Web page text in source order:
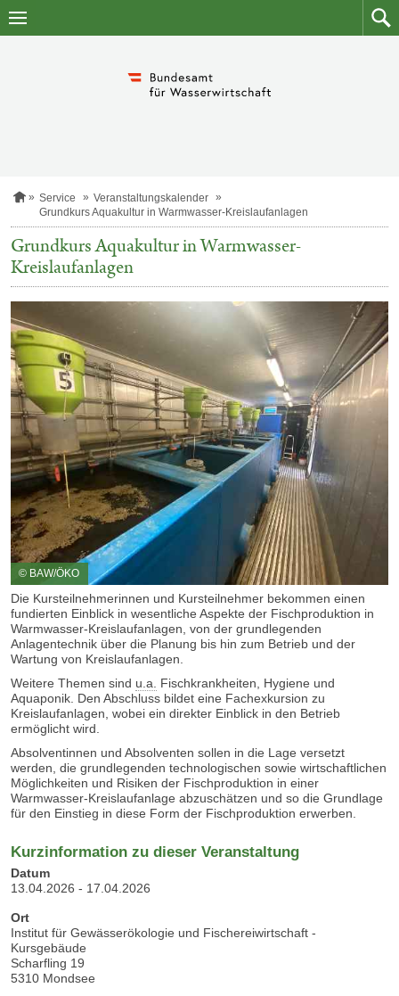
Zum
Zum
S
a
r
e
Service
Veranstaltungskalender
Grundkurs Aquakultur in Warmwasser-Kreislaufanlagen
Grundkurs Aquakultur in Warmwasser-
Kreislaufanlagen
© BAW/ÖKO
Die Kursteilnehmerinnen und Kursteilnehmer bekommen einen
fundierten Einblick in wesentliche Aspekte der Fischproduktion in
Warmwasser-Kreislaufanlagen, von der grundlegenden
Anlagentechnik über die Planung bis hin zum Betrieb und der
Wartung von Kreislaufanlagen.
Weitere Themen sind u.a. Fischkrankheiten, Hygiene und
Aquaponik. Den Abschluss bildet eine Fachexkursion zu
Kreislaufanlagen, wobei ein direkter Einblick in den Betrieb
ermöglicht wird.
Absolventinnen und Absolventen sollen in die Lage versetzt
werden, die grundlegenden technologischen sowie wirtschaftlichen
Möglichkeiten und Risiken der Fischproduktion in einer
Warmwasser-Kreislaufanlage abzuschätzen und so die Grundlage
für den Einstieg in diese Form der Fischproduktion erwerben.
Kurzinformation zu dieser Veranstaltung
Datum
13.04.2026 - 17.04.2026
Ort
Institut für Gewässerökologie und Fischereiwirtschaft -
Kursgebäude
Scharfling 19
5310 Mondsee